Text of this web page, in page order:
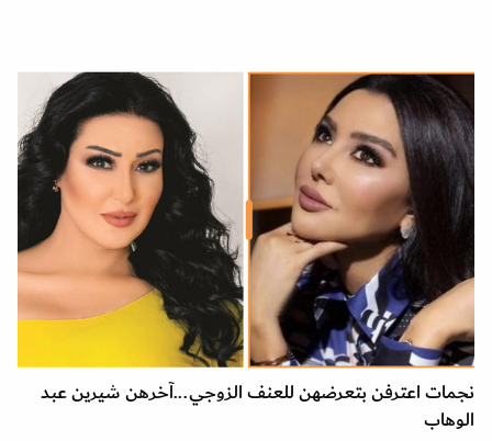
نجمات اعترفن بتعرضهن للعنف الزوجي...آخرهن شيرين عبد
الوهاب